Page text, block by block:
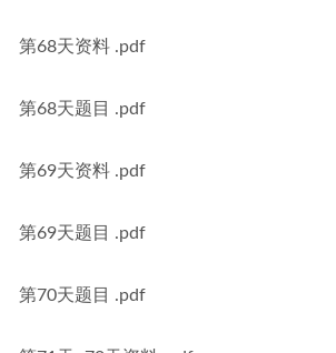
第68天资料 .pdf
第68天题目 .pdf
第69天资料 .pdf
第69天题目 .pdf
第70天题目 .pdf